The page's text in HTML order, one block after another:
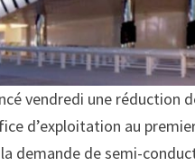
vendredi une réduction
d’exploitation au
demande de semi-